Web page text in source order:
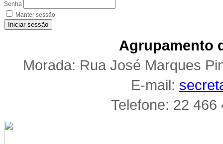
Senha
Manter sessão
Iniciar sessão
Agrupamento
Morada: Rua José Marques
E-mail:
Telefone: 22